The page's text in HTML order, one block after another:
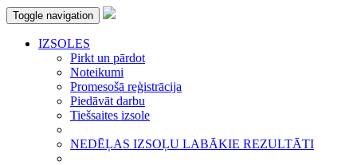
Toggle navigation
IZSOLES
Pirkt un pārdot
Noteikumi
Promesošā reģistrācija
Piedāvāt darbu
Tiešsaites izsole
NEDĒĻAS IZSOĻU LABĀKIE REZULTĀTI